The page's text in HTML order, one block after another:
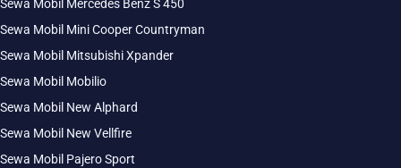
Sewa Mobil Mercedes Benz S 450
Sewa Mobil Mini Cooper Countryman
Sewa Mobil Mitsubishi Xpander
Sewa Mobil Mobilio
Sewa Mobil New Alphard
Sewa Mobil New Vellfire
Sewa Mobil Pajero Sport